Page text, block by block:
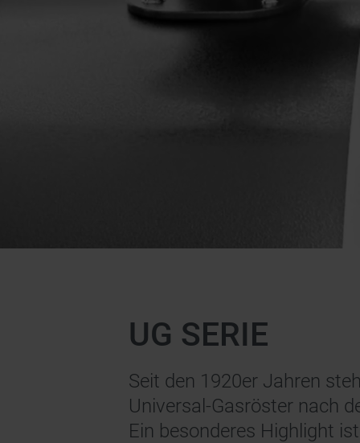
UG SERIE
Seit den 1920er Jahren
Universal-Gasröster nach
Ein besonderes Highlight